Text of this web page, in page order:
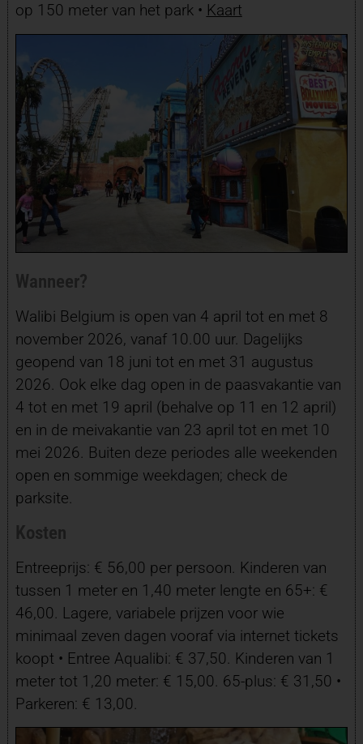
op 150 meter van het park • Kaart
Wanneer?
Walibi Belgium is open van 4 april tot en met 8
november 2026, vanaf 10.00 uur. Dagelijks
geopend van 18 juni tot en met 31 augustus
2026. Ook elke dag open in de paasvakantie van
4 tot en met 19 april (behalve op 11 en 12 april)
en in de meivakantie van 23 april tot en met 10
mei 2026. Buiten deze periodes alle weekenden
open en sommige weekdagen; check de
parksite.
Kosten
Entreeprijs: € 56,00 per persoon. Kinderen van
tussen 1 meter en 1,40 meter lengte en 65+: €
46,00. Lagere, variabele prijzen voor wie
minimaal zeven dagen vooraf via internet tickets
koopt • Entree Aqualibi: € 37,50. Kinderen van 1
meter tot 1,20 meter: € 15,00. 65-plus: € 31,50 •
Parkeren: € 13,00.